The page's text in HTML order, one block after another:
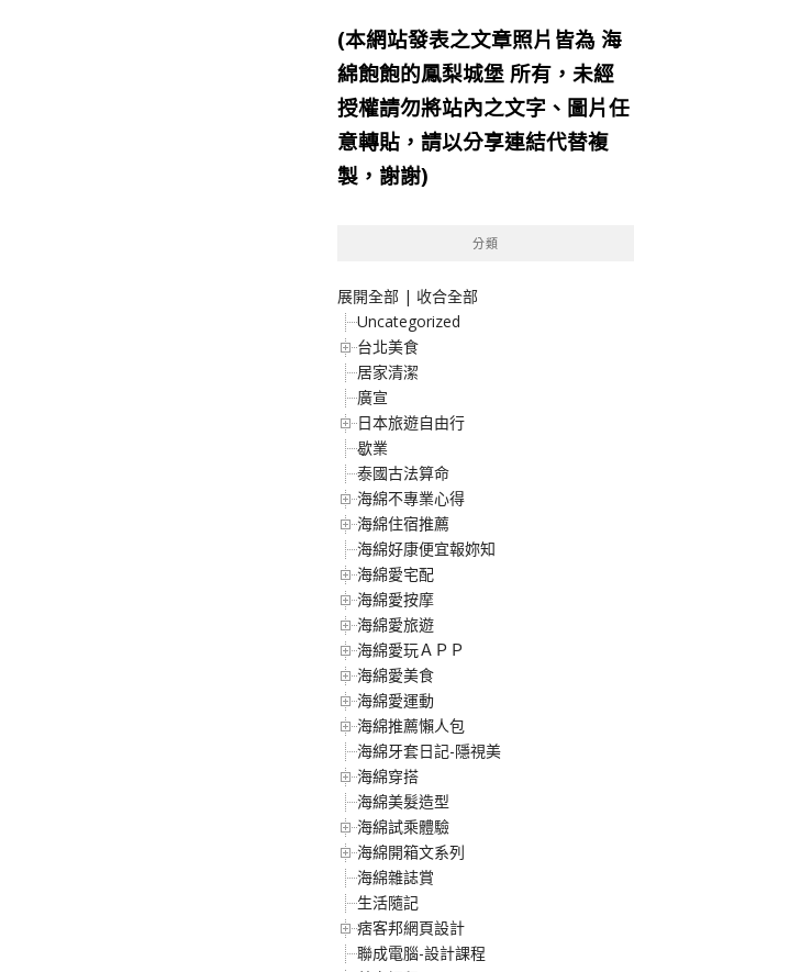
(本網站發表之文章照片皆為 海
綿飽飽的鳳梨城堡 所有，未經
授權請勿將站內之文字、圖片任
意轉貼，請以分享連結代替複
製，謝謝)
分類
展開全部 | 收合全部
Uncategorized
台北美食
居家清潔
廣宣
日本旅遊自由行
歇業
泰國古法算命
海綿不專業心得
海綿住宿推薦
海綿好康便宜報妳知
海綿愛宅配
海綿愛按摩
海綿愛旅遊
海綿愛玩ＡＰＰ
海綿愛美食
海綿愛運動
海綿推薦懶人包
海綿牙套日記-隱視美
海綿穿搭
海綿美髮造型
海綿試乘體驗
海綿開箱文系列
海綿雜誌賞
生活隨記
痞客邦網頁設計
聯成電腦-設計課程